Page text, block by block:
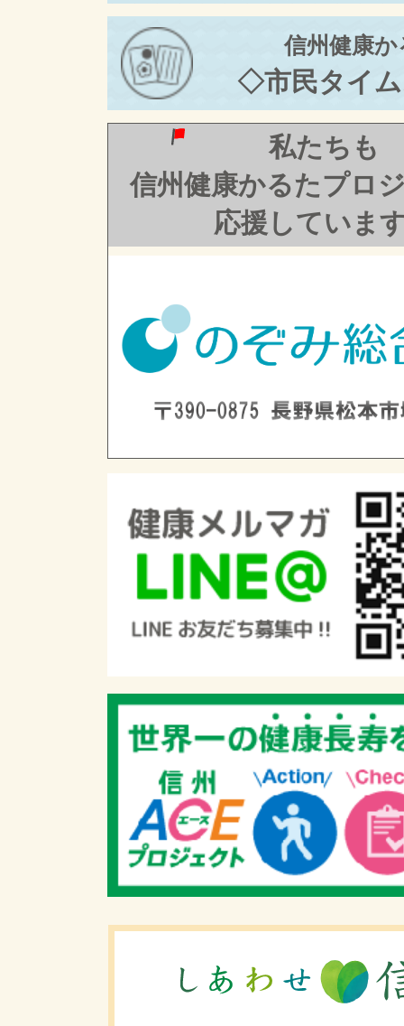
信州健康
◇市民タイ
私たちも
信州健康かるたプロ
応援していま